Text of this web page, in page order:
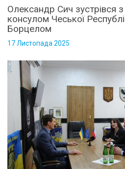
Олександр Сич зустрівся
консулом Чеської
Борцелом
17 Листопада 2025